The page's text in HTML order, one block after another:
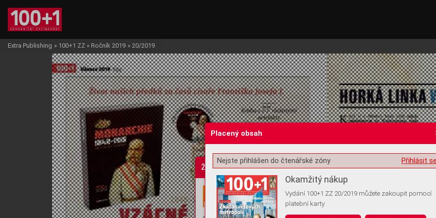
Žádost o souhlas s ukládáním volitelných informací
Extra Publishing » 100+1 ZZ » Ročník 2019 » 20/2019
Placený obsah
Přihlásit
Nejste přihlášen do čtenářské zóny
Okamžitý nákup
Vydání 100+1 ZZ 20/2019 můžete zakoupit pomocí
platební karty